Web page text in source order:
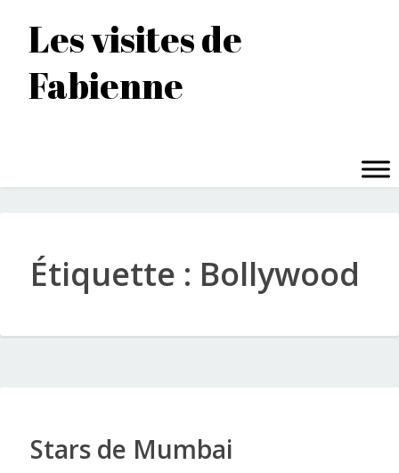
contenu
principal
Les visites de
Fabienne
Étiquette : Bollywood
Stars de Mumbai